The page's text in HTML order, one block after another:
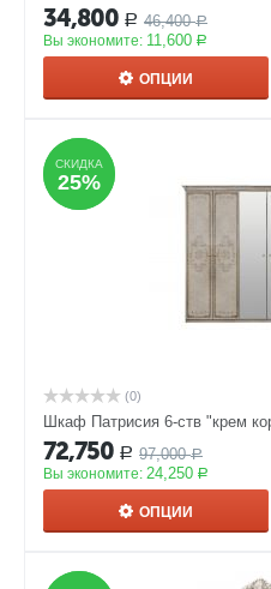
34,800 Р 46,400 Р
Вы экономите: 11,600 Р
ОПЦИИ
СКИДКА
25%
СКИДКА
25%
(0)
Шкаф Патрисия 6-ств "крем
72,750 Р 97,000 Р
Вы экономите: 24,250 Р
ОПЦИИ